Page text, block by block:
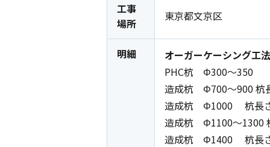
工事
場所
東京都文京区
明細
オーガーケーシング工
PHC杭 Φ300～350
造成杭 Φ700～900
造成杭 Φ1000 杭長
造成杭 Φ1100～1300
造成杭 Φ1400 杭長